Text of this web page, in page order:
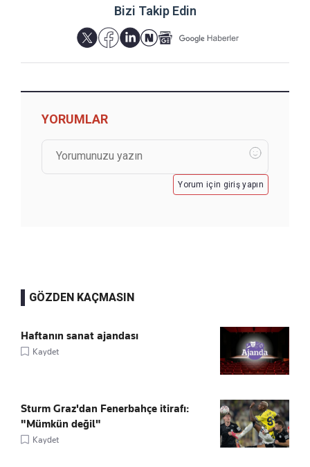
Bizi Takip Edin
YORUMLAR
Yorum için giriş yapın
GÖZDEN KAÇMASIN
Haftanın sanat ajandası
Kaydet
Sturm Graz'dan Fenerbahçe itirafı:
"Mümkün değil"
Kaydet